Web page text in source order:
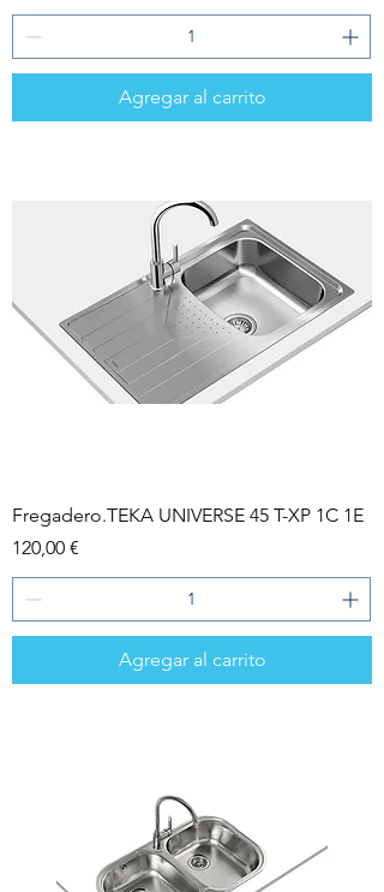
Agregar al carrito
Fregadero.TEKA UNIVERSE 45 T-XP 1C 1E
Precio
120,00 €
Agregar al carrito